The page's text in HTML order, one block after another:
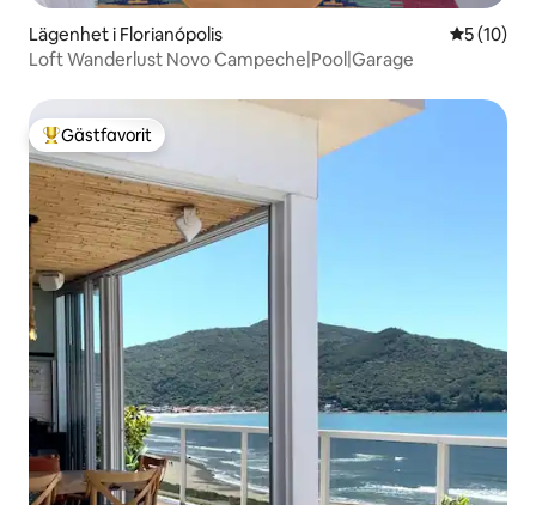
Lägenhet i Florianópolis 5 av 5 i
5 (10)
Loft Wanderlust Novo Campeche|Pool|Garage
Populär gästfavorit
Gästfavorit